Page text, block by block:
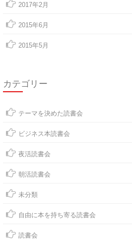
2017年2月
2015年6月
2015年5月
カテゴリー
テーマを決めた読書会
ビジネス本読書会
夜活読書会
朝活読書会
未分類
自由に本を持ち寄る読書会
読書会